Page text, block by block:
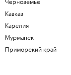
Кавказ
Карелия
Мурманск
Приморский край